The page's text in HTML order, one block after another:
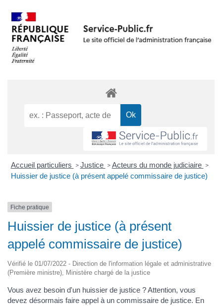
Accueil particuliers > Justice > Acteurs du monde judiciaire >
Huissier de justice (à présent appelé commissaire de justice)
Fiche pratique
Huissier de justice (à présent
appelé commissaire de justice)
Vérifié le 01/07/2022 - Direction de l'information légale et administrative
(Première ministre), Ministère chargé de la justice
Vous avez besoin d'un huissier de justice ? Attention, vous
devez désormais faire appel à un commissaire de justice. En